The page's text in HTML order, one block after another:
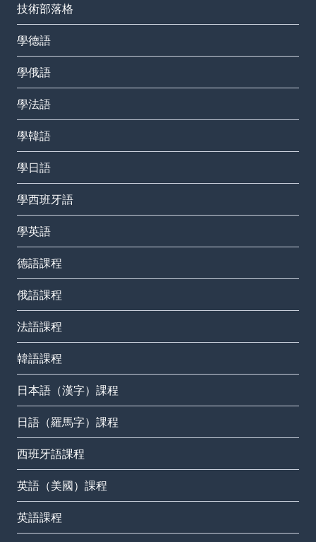
技術部落格
學德語
學俄語
學法語
學韓語
學日語
學西班牙語
學英語
德語課程
俄語課程
法語課程
韓語課程
日本語（漢字）課程
日語（羅馬字）課程
西班牙語課程
英語（美國）課程
英語課程